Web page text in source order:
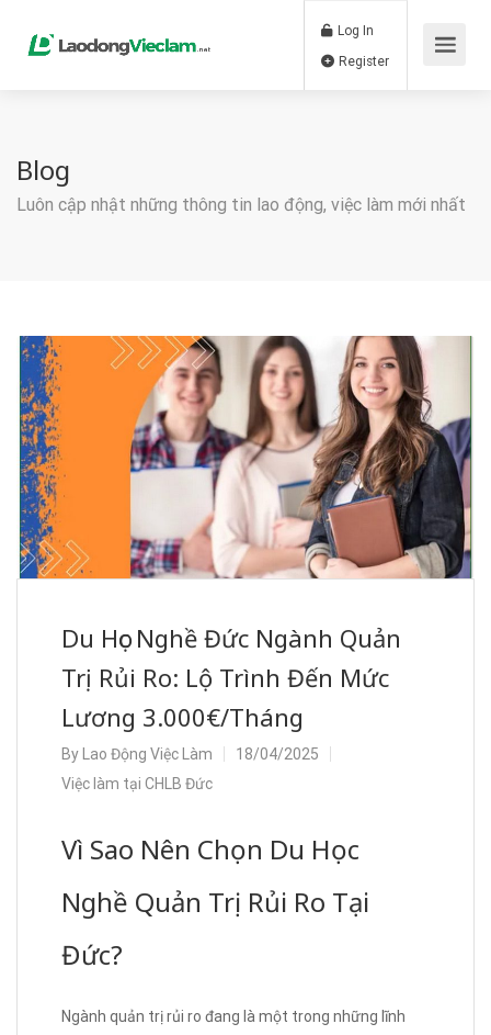
Log In
Blog
Luôn cập nhật những thông tin lao động, việc làm mới nhất
Du Học Nghề Đức Ngành Quản
Trị Rủi Ro: Lộ Trình Đến Mức
Lương 3.000€/Tháng
By Lao Động Việc Làm
18/04/2025
Việc làm tại CHLB Đức
Vì Sao Nên Chọn Du Học
Nghề Quản Trị Rủi Ro Tại
Đức?
Ngành quản trị rủi ro đang là một trong những lĩnh